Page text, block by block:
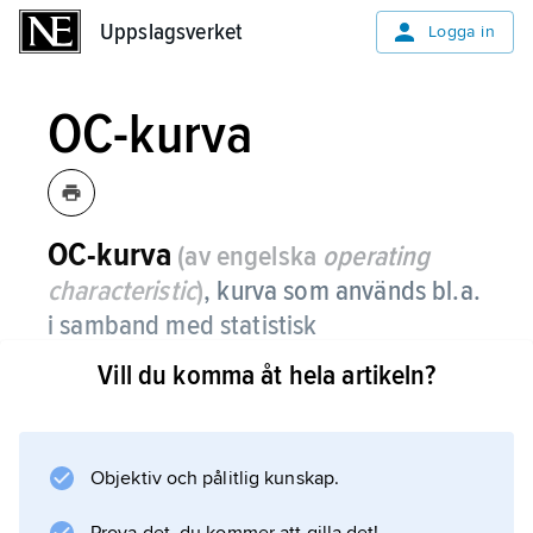
Uppslagsverket Logga in
OC-kurva
OC-kurva (av engelska operating
characteristic), kurva som används bl.a.
i samband med statistisk
acceptanskontroll, t.ex. vid
mottagningskontroll, för att illustrera
det gäller att avvisa dåliga partier.
Ibland bestäms provtagningsplanen så, att ett
Vill du komma åt hela artikeln?
Objektiv och pålitlig kunskap.